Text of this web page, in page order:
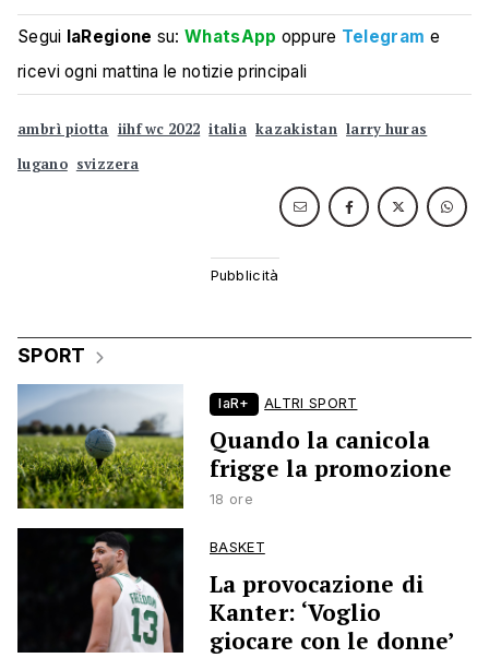
Segui laRegione su:WhatsApp oppure Telegram e
ricevi ogni mattina le notizie principali
ambrì piotta iihf wc 2022 italia kazakistan larry huras
lugano svizzera
SPORT
laR+ ALTRI SPORT
Quando la canicola
frigge la promozione
18 ore
BASKET
La provocazione di
Kanter: ‘Voglio
giocare con le donne’